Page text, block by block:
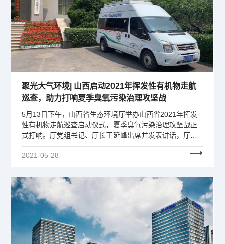
聚光大气环境| 山西启动2021年挥发性有机物走航
巡查，助力打响夏季臭氧污染治理攻坚战
5月13日下午，山西省生态环境厅举办山西省2021年挥发
性有机物走航巡查启动仪式，夏季臭氧污染治理攻坚战正
式打响。厅党组书记、厅长王延峰出席并发表讲话，厅党
组成员、副厅长刘大山对走航巡查工作进行安排部署。
2021-05-28